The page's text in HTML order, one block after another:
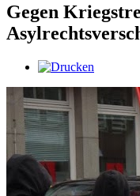
Gegen